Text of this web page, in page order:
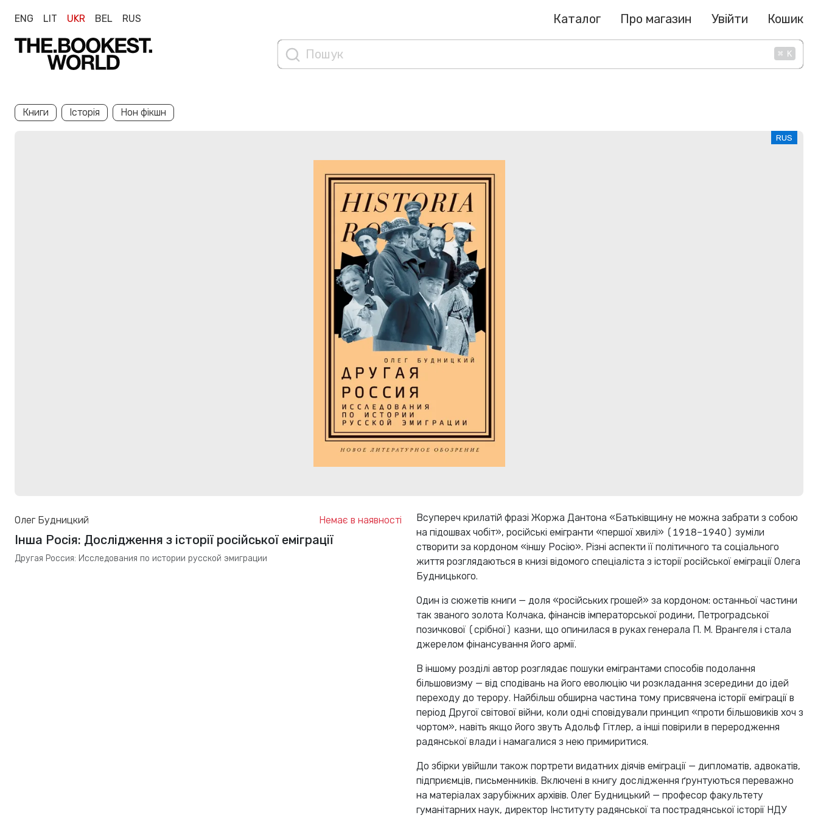
ENG LIT UKR BEL RUS Каталог Про магазин Увійти Кошик
⌘ K
Книги Історія Нон фікшн
RUS
Олег Будницкий Немає в наявності
Інша Росія: Дослідження з історії російської еміграції
Другая Россия: Исследования по истории русской эмиграции
Всупереч крилатій фразі Жоржа Дантона «Батьківщину не можна забрати з собою
на підошвах чобіт», російські емігранти «першої хвилі» (1918–1940) зуміли
створити за кордоном «іншу Росію». Різні аспекти її політичного та соціального
життя розглядаються в книзі відомого спеціаліста з історії російської еміграції Олега
Будницького.
Один із сюжетів книги — доля «російських грошей» за кордоном: останньої частини
так званого золота Колчака, фінансів імператорської родини, Петроградської
позичкової (срібної) казни, що опинилася в руках генерала П. М. Врангеля і стала
джерелом фінансування його армії.
В іншому розділі автор розглядає пошуки емігрантами способів подолання
більшовизму — від сподівань на його еволюцію чи розкладання зсередини до ідей
переходу до терору. Найбільш обширна частина тому присвячена історії еміграції в
період Другої світової війни, коли одні сповідували принцип «проти більшовиків хоч з
чортом», навіть якщо його звуть Адольф Гітлер, а інші повірили в переродження
радянської влади і намагалися з нею примиритися.
До збірки увійшли також портрети видатних діячів еміграції — дипломатів, адвокатів,
підприємців, письменників. Включені в книгу дослідження ґрунтуються переважно
на матеріалах зарубіжних архівів. Олег Будницький — професор факультету
гуманітарних наук, директор Інституту радянської та пострадянської історії НДУ